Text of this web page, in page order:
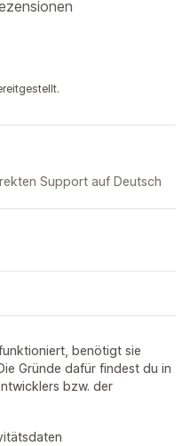
Support auf Deutsch
benötigt sie
Gründe dafür findest du in
bzw. der